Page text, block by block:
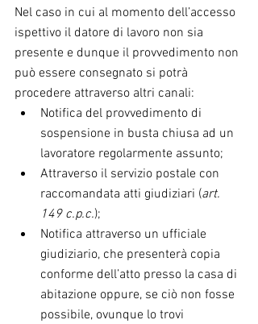
Nel caso in cui al momento dell’accesso
ispettivo il datore di lavoro non sia
presente e dunque il provvedimento non
può essere consegnato si potrà
procedere attraverso altri canali:
Notifica del provvedimento di
sospensione in busta chiusa ad un
lavoratore regolarmente assunto;
Attraverso il servizio postale con
raccomandata atti giudiziari (art.
149 c.p.c.);
Notifica attraverso un ufficiale
giudiziario, che presenterà copia
conforme dell’atto presso la casa di
abitazione oppure, se ciò non fosse
possibile, ovunque lo trovi